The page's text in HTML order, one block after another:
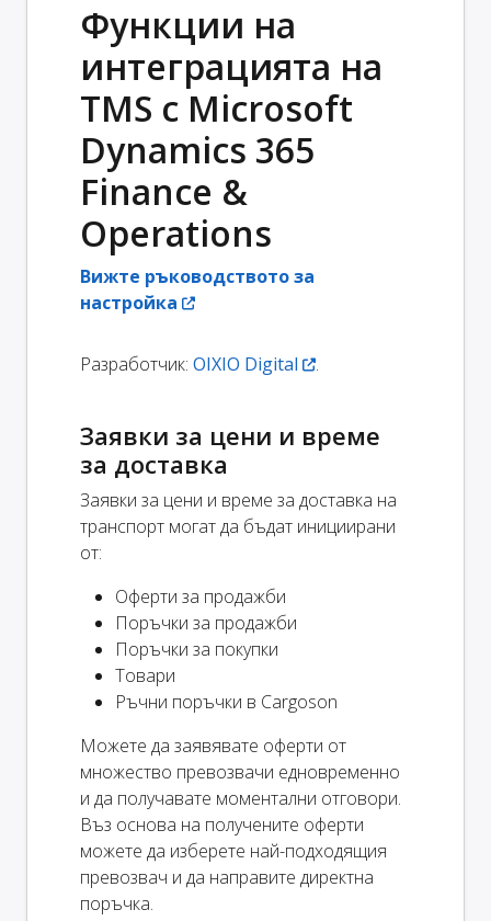
Функции на
интеграцията на
TMS с Microsoft
Dynamics 365
Finance &
Operations
Вижте ръководството за
настройка
Разработчик: OIXIO Digital .
Заявки за цени и време
за доставка
Заявки за цени и време за доставка на
транспорт могат да бъдат инициирани
от:
Оферти за продажби
Поръчки за продажби
Поръчки за покупки
Товари
Ръчни поръчки в Cargoson
Можете да заявявате оферти от
множество превозвачи едновременно
и да получавате моментални отговори.
Въз основа на получените оферти
можете да изберете най-подходящия
превозвач и да направите директна
поръчка.